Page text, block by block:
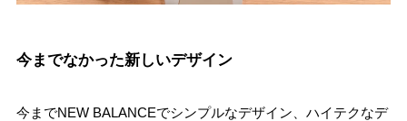
今までなかった新しいデザイン
今までNEW BALANCEでシンプルなデザイン、ハイテクなデ